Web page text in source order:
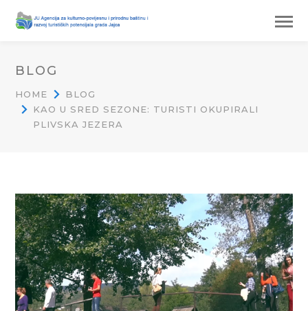
BLOG
HOME
BLOG
KAO U SRED SEZONE: TURISTI OKUPIRALI
PLIVSKA JEZERA